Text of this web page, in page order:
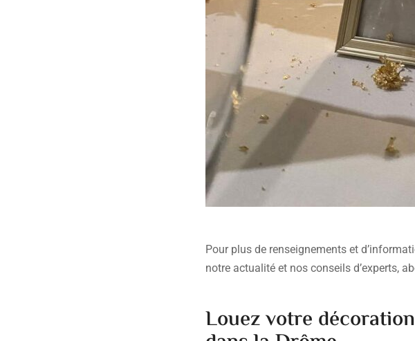
Pour plus de renseignements et
notre actualité et nos conseils d’experts,
Louez votre